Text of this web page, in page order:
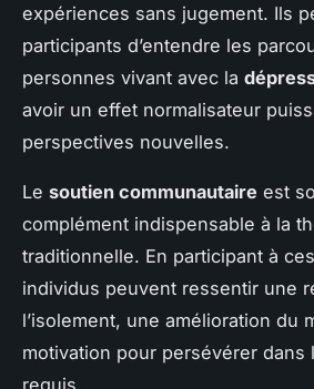
expériences sans jugement. Ils
participants d’entendre les
personnes vivant avec la
avoir un effet normalisateur
perspectives nouvelles.
Le soutien communautaire est
complément indispensable à la
traditionnelle. En participant à
individus peuvent ressentir une
l’isolement, une amélioration du
motivation pour persévérer dans
requis.